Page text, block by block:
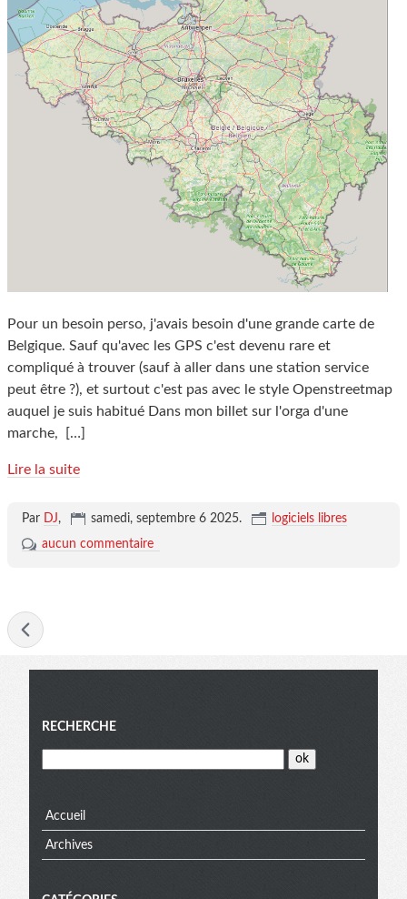
Pour un besoin perso, j'avais besoin d'une grande carte de
Belgique. Sauf qu'avec les GPS c'est devenu rare et
compliqué à trouver (sauf à aller dans une station service
peut être ?), et surtout c'est pas avec le style Openstreetmap
auquel je suis habitué Dans mon billet sur l'orga d'une
marche,
[…]
Lire la suite
Par DJ, samedi, septembre 6 2025.
logiciels libres
aucun commentaire
Menu
RECHERCHE
Accueil
Archives